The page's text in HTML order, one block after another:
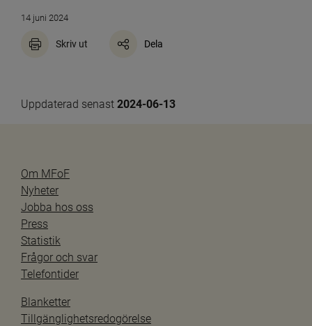
14 juni 2024
Skriv ut Dela
Uppdaterad senast 2024-06-13
Om MFoF
Nyheter
Jobba hos oss
Press
Statistik
Frågor och svar
Telefontider
Blanketter
Tillgänglighetsredogörelse